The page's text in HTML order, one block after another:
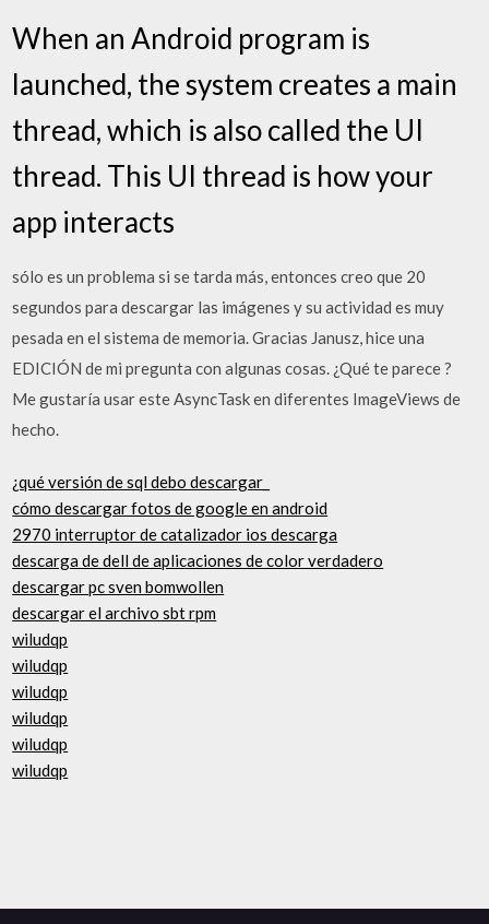
When an Android program is
launched, the system creates a main
thread, which is also called the UI
thread. This UI thread is how your
app interacts
sólo es un problema si se tarda más, entonces creo que 20
segundos para descargar las imágenes y su actividad es muy
pesada en el sistema de memoria. Gracias Janusz, hice una
EDICIÓN de mi pregunta con algunas cosas. ¿Qué te parece ?
Me gustaría usar este AsyncTask en diferentes ImageViews de
hecho.
¿qué versión de sql debo descargar_
cómo descargar fotos de google en android
2970 interruptor de catalizador ios descarga
descarga de dell de aplicaciones de color verdadero
descargar pc sven bomwollen
descargar el archivo sbt rpm
wiludqp
wiludqp
wiludqp
wiludqp
wiludqp
wiludqp